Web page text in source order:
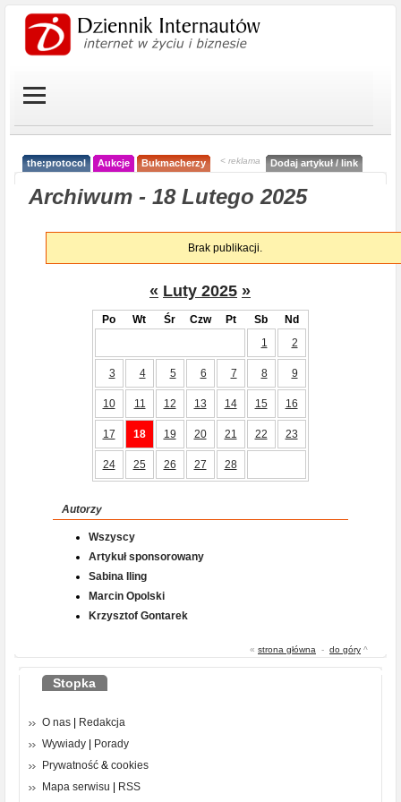
the:protocol Aukcje Bukmacherzy < reklama Dodaj artykuł / link
Archiwum - 18 Lutego 2025
Brak publikacji.
« Luty 2025 »
Po Wt Śr Czw Pt Sb
Nd
1
2
3 4 5 6 7 8 9
10 11 12 13 14 15 16
17 18 19 20 21 22 23
24 25 26 27 28
Autorzy
Wszyscy
Artykuł sponsorowany
Sabina Iling
Marcin Opolski
Krzysztof Gontarek
« strona główna - do góry ^
Stopka
O nas
Redakcja
Wywiady
Porady
Prywatność & cookies
Mapa serwisu
RSS